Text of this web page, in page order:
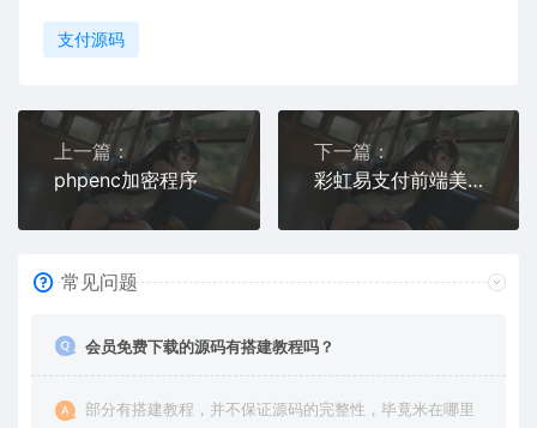
支付源码
上一篇：
phpenc加密程序
下一篇：
彩虹易支付前端美化模板2套
常见问题
会员免费下载的源码有搭建教程吗？
部分有搭建教程，并不保证源码的完整性，毕竟米在哪里